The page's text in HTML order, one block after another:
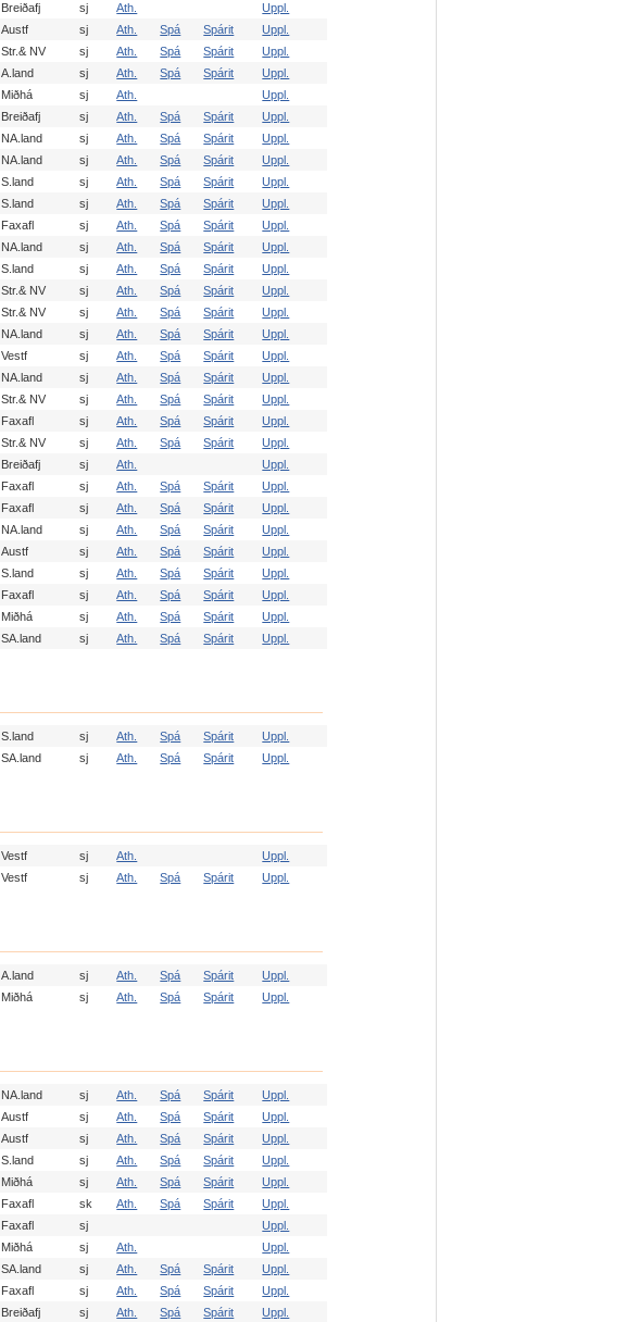
Breiðafj sj Ath.
Uppl.
Austf sj Ath. Spá Spárit
Uppl.
Str.& NV sj Ath. Spá Spárit
Uppl.
A.land sj Ath. Spá Spárit
Uppl.
Miðhá sj Ath.
Uppl.
Breiðafj sj Ath. Spá Spárit
Uppl.
NA.land sj Ath. Spá Spárit
Uppl.
NA.land sj Ath. Spá Spárit
Uppl.
S.land sj Ath. Spá Spárit
Uppl.
S.land sj Ath. Spá Spárit
Uppl.
Faxafl sj Ath. Spá Spárit
Uppl.
NA.land sj Ath. Spá Spárit
Uppl.
S.land sj Ath. Spá Spárit
Uppl.
Str.& NV sj Ath. Spá Spárit
Uppl.
Str.& NV sj Ath. Spá Spárit
Uppl.
NA.land sj Ath. Spá Spárit
Uppl.
Vestf sj Ath. Spá Spárit
Uppl.
NA.land sj Ath. Spá Spárit
Uppl.
Str.& NV sj Ath. Spá Spárit
Uppl.
Faxafl sj Ath. Spá Spárit
Uppl.
Str.& NV sj Ath. Spá Spárit
Uppl.
Breiðafj sj Ath.
Uppl.
Faxafl sj Ath. Spá Spárit
Uppl.
Faxafl sj Ath. Spá Spárit
Uppl.
NA.land sj Ath. Spá Spárit
Uppl.
Austf sj Ath. Spá Spárit
Uppl.
S.land sj Ath. Spá Spárit
Uppl.
Faxafl sj Ath. Spá Spárit
Uppl.
Miðhá sj Ath. Spá Spárit
Uppl.
SA.land sj Ath. Spá Spárit
Uppl.
S.land sj Ath. Spá Spárit
Uppl.
SA.land sj Ath. Spá Spárit
Uppl.
Vestf sj Ath.
Uppl.
Vestf sj Ath. Spá Spárit
Uppl.
A.land sj Ath. Spá Spárit
Uppl.
Miðhá sj Ath. Spá Spárit
Uppl.
NA.land sj Ath. Spá Spárit
Uppl.
Austf sj Ath. Spá Spárit
Uppl.
Austf sj Ath. Spá Spárit
Uppl.
S.land sj Ath. Spá Spárit
Uppl.
Miðhá sj Ath. Spá Spárit
Uppl.
Faxafl sk Ath. Spá Spárit
Uppl.
Faxafl sj
Uppl.
Miðhá sj Ath.
Uppl.
SA.land sj Ath. Spá Spárit
Uppl.
Faxafl sj Ath. Spá Spárit
Uppl.
Breiðafj sj Ath. Spá Spárit Uppl.